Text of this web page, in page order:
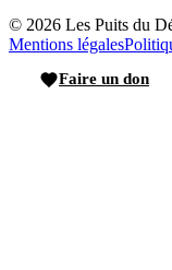
© 2026 Les Puits du
Mentions légales
Faire un don